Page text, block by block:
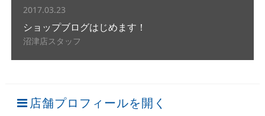
2017.03.23
ショップブログはじめます！
沼津店スタッフ
店舗プロフィールを開く